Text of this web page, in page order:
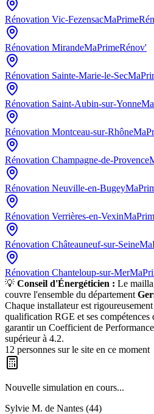
Rénovation Vic-Fezensac
Rénovation MirandeMaPrimeRénov'
Rénovation Sainte-Marie-le-Sec
Rénovation Saint-Aubin-sur-Yonne
Rénovation Montceau-sur-Rhône
Rénovation Champagne-de-Provence
Rénovation Neuville-en-Bugey
Rénovation Verrières-en-Vexin
Rénovation Châteauneuf-sur-Seine
Rénovation Chanteloup-sur-Mer
💡 Conseil d'Énergéticien : Le
couvre l'ensemble du département
Chaque installateur est
qualification RGE et ses
garantir un Coefficient de
supérieur à 4.2.
12 personnes sur le site en ce moment
Nouvelle simulation en cours...
Sylvie M. de Nantes (44)